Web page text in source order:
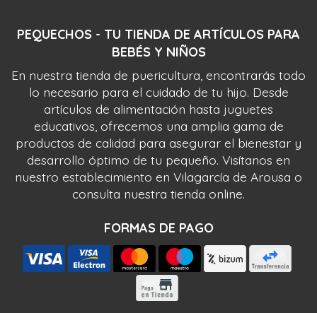
PEQUECHOS - TU TIENDA DE ARTÍCULOS PARA
BEBÉS Y NIÑOS
En nuestra tienda de puericultura, encontrarás todo
lo necesario para el cuidado de tu hijo. Desde
artículos de alimentación hasta juguetes
educativos, ofrecemos una amplia gama de
productos de calidad para asegurar el bienestar y
desarrollo óptimo de tu pequeño. Visítanos en
nuestro establecimiento en Vilagarcía de Arousa o
consulta nuestra tienda online.
FORMAS DE PAGO